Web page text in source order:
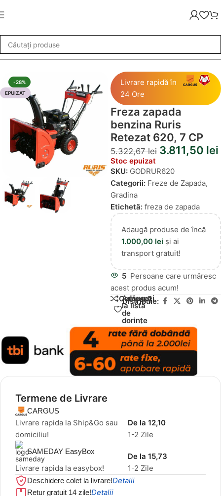
de Zapada»Freza zapada benzina Ruris Retezat 620, 7 CP
-28%
EPUIZAT
Livrare rapidă în
24 Ore
Freza zapada
benzina Ruris
Retezat 620, 7 CP
5.322,67lei 3.811,50 lei
Stoc epuizat
SKU: GODRUR620
Categorii: Freze de Zapada,
Gradina
Etichetă: freza de zapada
Adaugă produse de încă
1.000,00 lei și ai
transport gratuit!
5 Persoane care urmăresc
acest produs acum!
Compară
Adăugați
la lista
de
dorințe
Distribuie:
Termene de Livrare
CARGUS
Livrare rapida la Ship&Go sau
domiciliu!
1-2 Zile
De la 12,10
SAMEDAY EasyBox
Livrare rapida la easybox! 1-2 Zile
De la 15,73
Deschidere colet la livrare!Detalii
Retur gratuit 14 zile!Detalii